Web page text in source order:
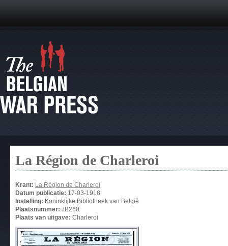
La Région de Charleroi
Krant: La Région de Charleroi
Datum publicatie: 17-03-1918
Instelling: Koninklijke Bibliotheek van België
Plaatsnummer: JB260
Plaats van uitgave: Charleroi